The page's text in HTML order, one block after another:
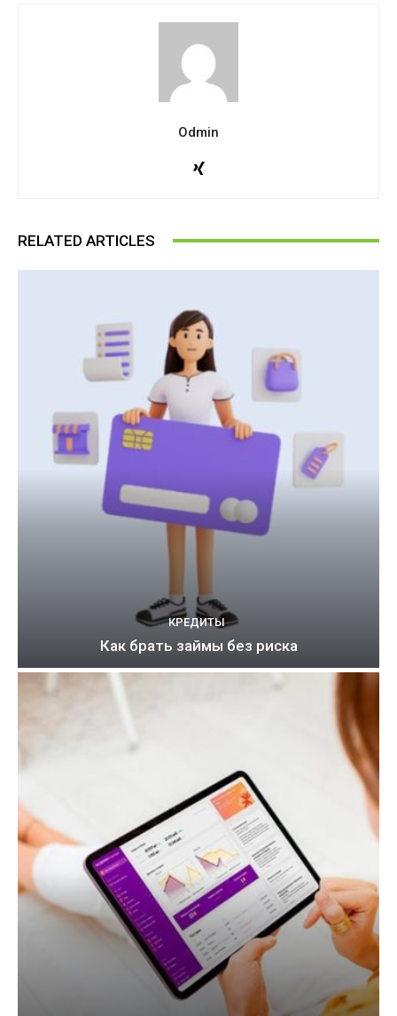
Odmin
RELATED ARTICLES
КРЕДИТЫ
Как брать займы без риска